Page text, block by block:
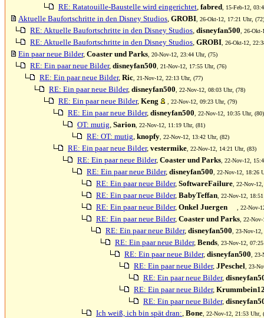
RE: Ratatouille-Baustelle wird eingerichtet, fabred , 15-Feb-12,
Aktuelle Baufortschritte in den Disney Studios, GROBI , 26-Okt-12, 17:21 Uhr, (72)
RE: Aktuelle Baufortschritte in den Disney Studios, disneyfan500 , 26-
RE: Aktuelle Baufortschritte in den Disney Studios, GROBI , 26-Okt-12,
Ein paar neue Bilder, Coaster und Parks , 20-Nov-12, 23:44 Uhr, (75)
RE: Ein paar neue Bilder, disneyfan500 , 21-Nov-12, 17:55 Uhr, (76)
RE: Ein paar neue Bilder, Ric , 21-Nov-12, 22:13 Uhr, (77)
RE: Ein paar neue Bilder, disneyfan500 , 22-Nov-12, 08:03 Uhr, (78)
RE: Ein paar neue Bilder, Keng , 22-Nov-12, 09:23 Uhr, (79)
RE: Ein paar neue Bilder, disneyfan500 , 22-Nov-12, 10:35 Uhr, (80)
OT: mutig, Sarion , 22-Nov-12, 11:19 Uhr, (81)
RE: OT: mutig, knopfy , 22-Nov-12, 13:42 Uhr, (82)
RE: Ein paar neue Bilder, vestermike , 22-Nov-12, 14:21 Uhr, (83)
RE: Ein paar neue Bilder, Coaster und Parks , 22-Nov-12,
RE: Ein paar neue Bilder, disneyfan500 , 22-Nov-12, 18:26
RE: Ein paar neue Bilder, SoftwareFailure , 22-Nov-
RE: Ein paar neue Bilder, BabyTeffan , 22-Nov-12,
RE: Ein paar neue Bilder, Onkel Juergen , 22-Nov-
RE: Ein paar neue Bilder, Coaster und Parks , 22-
RE: Ein paar neue Bilder, disneyfan500 , 23-Nov-
RE: Ein paar neue Bilder, Bends , 23-Nov-12,
RE: Ein paar neue Bilder, disneyfan500 ,
RE: Ein paar neue Bilder, JPeschel , 23-
RE: Ein paar neue Bilder,
RE: Ein paar neue Bilder,
RE: Ein paar neue Bilder,
Ich weiß, ich bin spät dran:, Bone , 22-Nov-12, 21:53 Uhr,